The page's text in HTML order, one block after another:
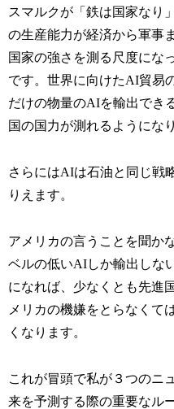
スマルクが「鉄は国家なり
の生産能力が経済から軍事
国家の強さを測る尺度にな
です。世界に向けたAI貿易
だけの物量のAIを輸出でき
国の国力が測れるようにな
さらにはAIは石油と同じ戦
りえます。
アメリカの言うことを聞か
ベルの低いAIしか輸出しな
になれば、少なくとも先進
メリカの機嫌をとらなくて
くなります。
これが冒頭で私が３つのニ
来を予測する際の重要なル